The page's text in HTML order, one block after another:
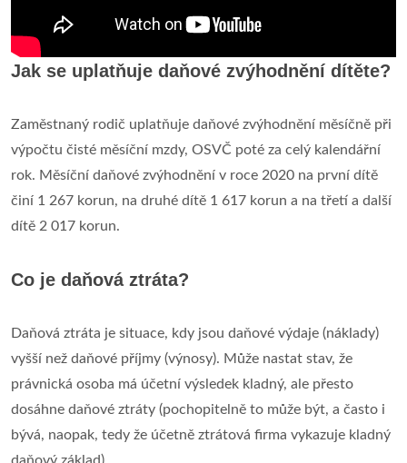
Jak se uplatňuje daňové zvýhodnění dítěte?
Zaměstnaný rodič uplatňuje daňové zvýhodnění měsíčně při
výpočtu čisté měsíční mzdy, OSVČ poté za celý kalendářní
rok. Měsíční daňové zvýhodnění v roce 2020 na první dítě
činí 1 267 korun, na druhé dítě 1 617 korun a na třetí a další
dítě 2 017 korun.
Co je daňová ztráta?
Daňová ztráta je situace, kdy jsou daňové výdaje (náklady)
vyšší než daňové příjmy (výnosy). Může nastat stav, že
právnická osoba má účetní výsledek kladný, ale přesto
dosáhne daňové ztráty (pochopitelně to může být, a často i
bývá, naopak, tedy že účetně ztrátová firma vykazuje kladný